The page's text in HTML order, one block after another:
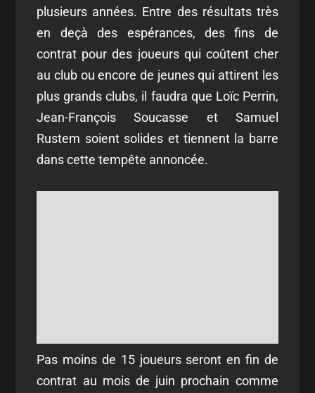
plusieurs années. Entre des résultats très
en deçà des espérances, des fins de
contrat pour des joueurs qui coûtent cher
au club ou encore de jeunes qui attirent les
plus grands clubs, il faudra que Loïc Perrin,
Jean-François Soucasse et Samuel
Rustem soient solides et tiennent la barre
dans cette tempête annoncée.
Pas moins de 15 joueurs seront en fin de
contrat au mois de juin prochain comme